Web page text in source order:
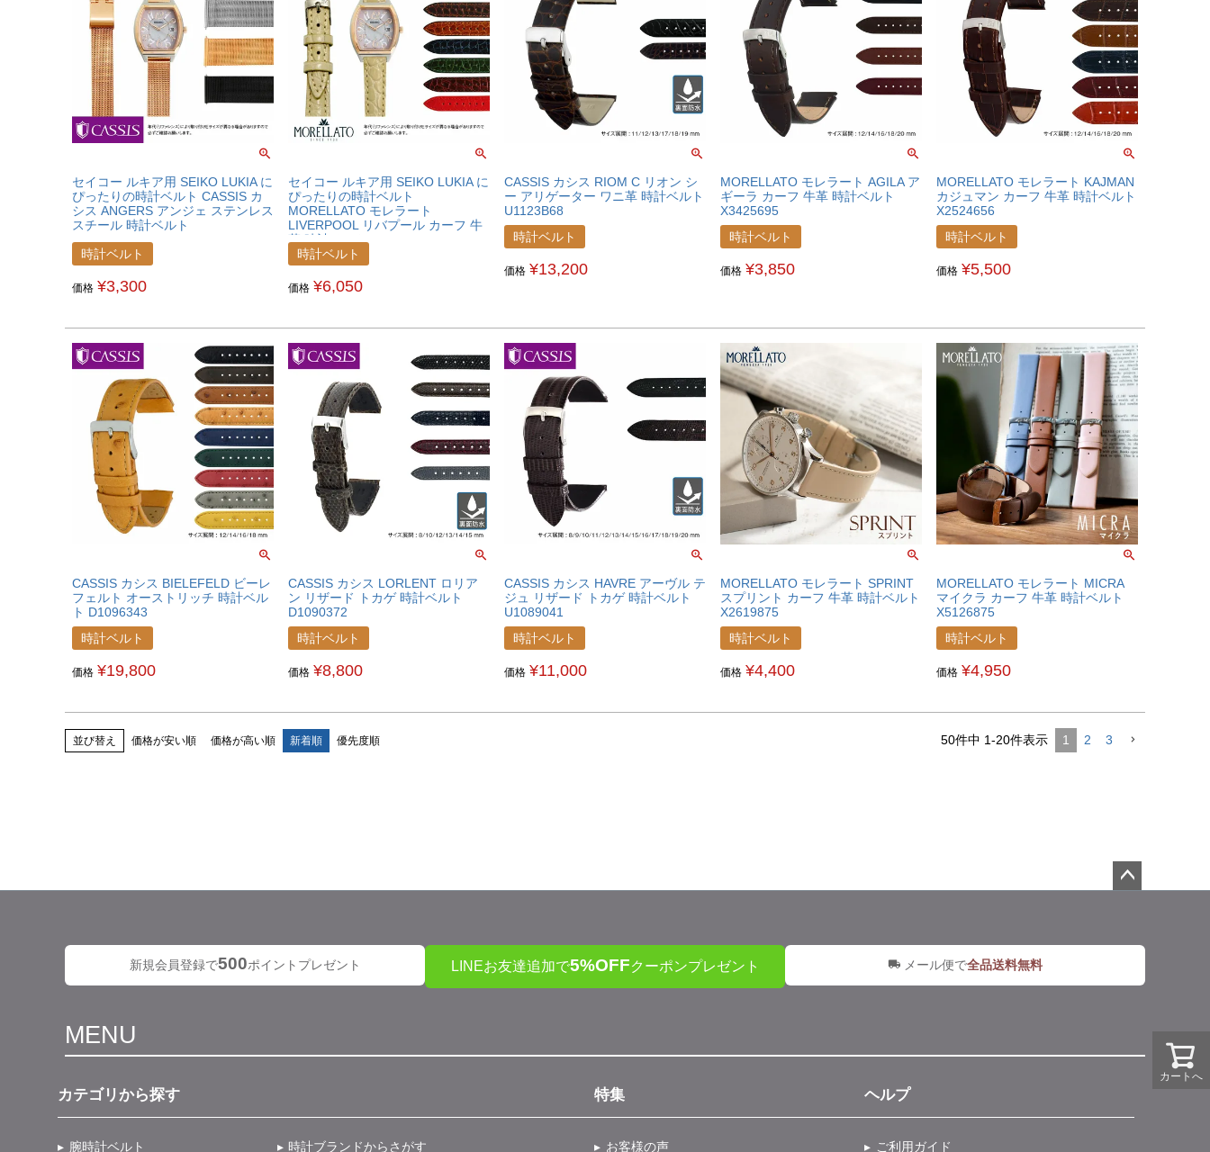
セイコー ルキア用 SEIKO LUKIA に
ぴったりの時計ベルト CASSIS カ
シス ANGERS アンジェ ステンレス
スチール 時計ベルト
U1027304SEKLKA
時計ベルト
価格 ¥3,300
セイコー ルキア用 SEIKO LUKIA に
ぴったりの時計ベルト
MORELLATO モレラート
LIVERPOOL リバプール カーフ 牛
革 時計ベルト U0751376SEKLKA
時計ベルト
価格 ¥6,050
CASSIS カシス RIOM C リオン シ
ー アリゲーター ワニ革 時計ベルト
U1123B68
時計ベルト
価格 ¥13,200
MORELLATO モレラート AGILA ア
ギーラ カーフ 牛革 時計ベルト
X3425695
時計ベルト
価格 ¥3,850
MORELLATO モレラート KAJMAN
カジュマン カーフ 牛革 時計ベルト
X2524656
時計ベルト
価格 ¥5,500
CASSIS カシス BIELEFELD ビーレ
フェルト オーストリッチ 時計ベル
ト D1096343
時計ベルト
価格 ¥19,800
CASSIS カシス LORLENT ロリア
ン リザード トカゲ 時計ベルト
D1090372
時計ベルト
価格 ¥8,800
CASSIS カシス HAVRE アーヴル テ
ジュ リザード トカゲ 時計ベルト
U1089041
時計ベルト
価格 ¥11,000
MORELLATO モレラート SPRINT
スプリント カーフ 牛革 時計ベルト
X2619875
時計ベルト
価格 ¥4,400
MORELLATO モレラート MICRA
マイクラ カーフ 牛革 時計ベルト
X5126875
時計ベルト
価格 ¥4,950
並び替え 価格が安い順 価格が高い順 新着順 優先度順 50件中 1-20件表示 1 2 3
カートへ
新規会員登録で500ポイントプレゼント LINEお友達追加で5%OFFクーポンプレゼント メール便で全品送料無料
MENU
カテゴリから探す
腕時計ベルト 時計ブランドからさがす
特集
お客様の声
ヘルプ
ご利用ガイド